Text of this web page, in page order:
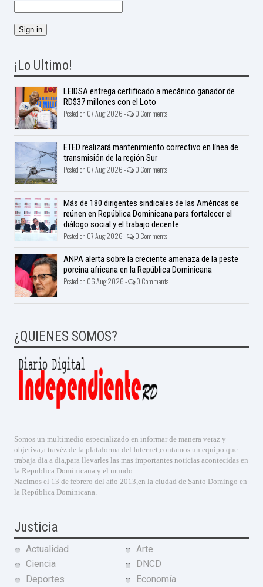
¡Lo Ultimo!
LEIDSA entrega certificado a mecánico ganador de
RD$37 millones con el Loto
Posted on 07 Aug 2026 - 0 Comments
ETED realizará mantenimiento correctivo en línea de
transmisión de la región Sur
Posted on 07 Aug 2026 - 0 Comments
Más de 180 dirigentes sindicales de las Américas se
reúnen en República Dominicana para fortalecer el
diálogo social y el trabajo decente
Posted on 07 Aug 2026 - 0 Comments
ANPA alerta sobre la creciente amenaza de la peste
porcina africana en la República Dominicana
Posted on 06 Aug 2026 - 0 Comments
¿QUIENES SOMOS?
Somos un multimedio especializado en informar de manera veraz y
objetiva,a travéz de la plataforma del Internet,contamos un equipo que
trabaja dia a dia,para llevarles las mas importantes noticias acontecidas en
la Republica Dominicana y el mundo.
Nacimos el 13 de febrero del año 2013,en la ciudad de Santo Domingo en
la República Dominicana.
Justicia
Actualidad
Arte
Ciencia
DNCD
Deportes
Economía